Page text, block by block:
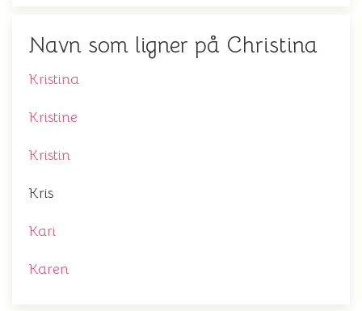
Navn som ligner på Christina
Kristina
Kristine
Kristin
Kris
Kari
Karen